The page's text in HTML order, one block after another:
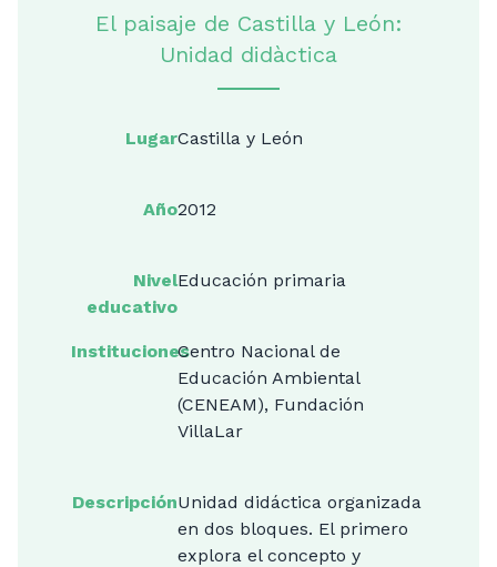
El paisaje de Castilla y León:
Unidad didàctica
LugarCastilla y León
Año2012
Nivel
educativo
Educación primaria
InstitucionesCentro Nacional de
Educación Ambiental
(CENEAM), Fundación
VillaLar
DescripciónUnidad didáctica organizada
en dos bloques. El primero
explora el concepto y